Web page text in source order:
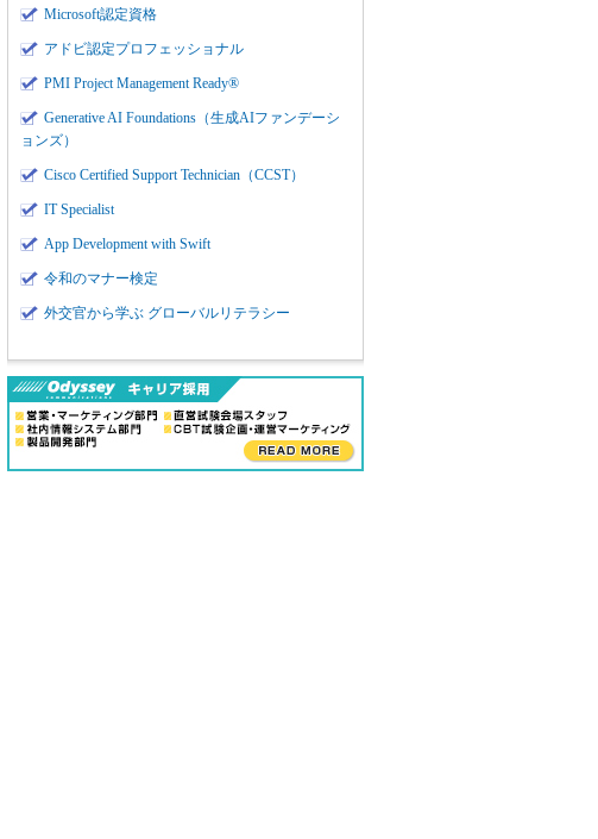
Microsoft認定資格
アドビ認定プロフェッショナル
PMI Project Management Ready®
Generative AI Foundations（生成AIファンデーシ
ョンズ）
Cisco Certified Support Technician（CCST）
IT Specialist
App Development with Swift
令和のマナー検定
外交官から学ぶ グローバルリテラシー